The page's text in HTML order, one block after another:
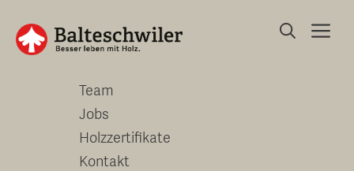
zum
Inhalt
Unternehmen
Team
Jobs
Holzzertifikate
Kontakt